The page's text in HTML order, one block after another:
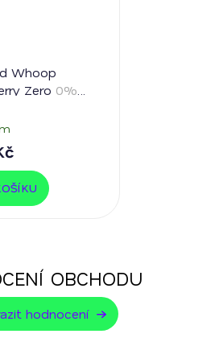
Whoop
Zero 0%
OBCHODU
hodnocení